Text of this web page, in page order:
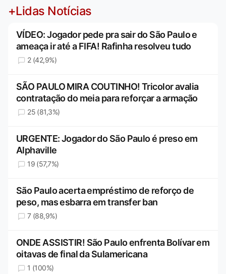
+Lidas Notícias
VÍDEO: Jogador pede pra sair do São Paulo e
ameaça ir até a FIFA! Rafinha resolveu tudo
2 (42,9%)
SÃO PAULO MIRA COUTINHO! Tricolor avalia
contratação do meia para reforçar a armação
25 (81,3%)
URGENTE: Jogador do São Paulo é preso em
Alphaville
19 (57,7%)
São Paulo acerta empréstimo de reforço de
peso, mas esbarra em transfer ban
7 (88,9%)
ONDE ASSISTIR! São Paulo enfrenta Bolívar em
oitavas de final da Sulamericana
1 (100%)